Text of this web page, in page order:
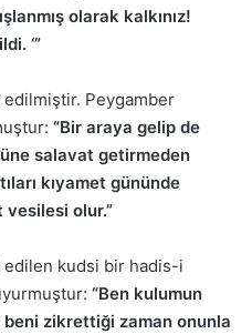
olarak kalkınız!
‘”
edilmiştir. Peygamber
“Bir araya gelip de
salavat getirmeden
kıyamet gününde
olur.”
edilen kudsi bir hadis-i
“Ben kulumun
beni zikrettiği zaman onunla